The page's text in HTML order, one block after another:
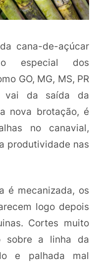
cana-de-açúcar
especial dos
GO, MG, MS, PR
vai da saída da
nova brotação, é
no canavial,
produtividade nas
é mecanizada, os
logo depois
Cortes muito
sobre a linha da
e palhada mal